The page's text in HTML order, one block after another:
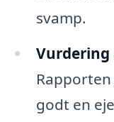
svamp.
Vurdering
godt en